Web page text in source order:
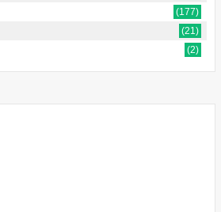
(177)
(21)
(2)